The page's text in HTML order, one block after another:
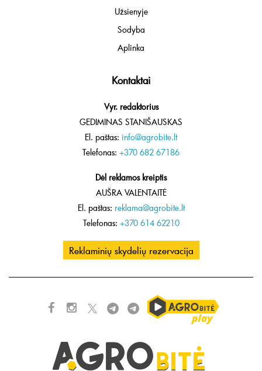
Užsienyje
Sodyba
Aplinka
Kontaktai
Vyr. redaktorius
GEDIMINAS STANIŠAUSKAS
El. paštas: info@agrobite.lt
Telefonas: +370 682 67186
Dėl reklamos kreiptis
AUŠRA VALENTAITĖ
El. paštas: reklama@agrobite.lt
Telefonas: +370 614 62210
Reklaminių skydelių rezervacija